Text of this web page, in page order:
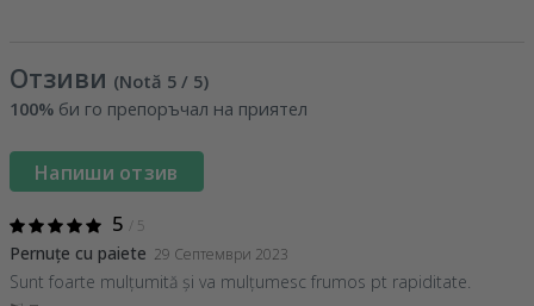
Отзиви (Notă 5 / 5)
100% би го препоръчал на приятел
Напиши отзив
5 / 5
Pernuțe cu paiete 29 Септември 2023
Sunt foarte mulțumită și va mulțumesc frumos pt rapiditate.